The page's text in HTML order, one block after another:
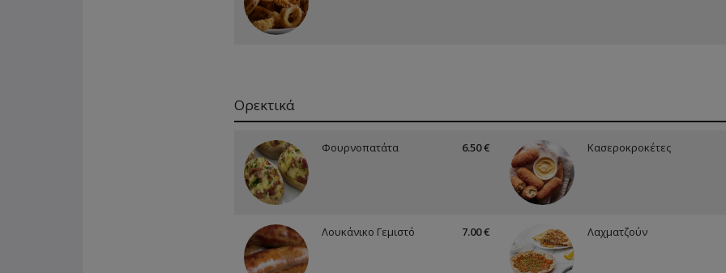
Ορεκτικά
Φουρνοπατάτα 6.50 € Κασεροκροκέτες
Λουκάνικο Γεμιστό 7.00 € Λαχματζούν